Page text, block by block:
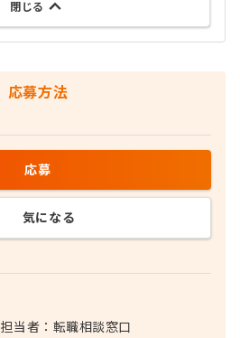
閉じる
応募方法
担当者： 転職相談窓口
応募
気になる